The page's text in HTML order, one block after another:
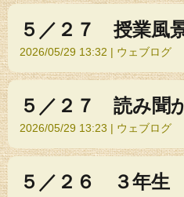
５／２７ 授業風
2026/05/29 13:32 ウェブログ
５／２７ 読み聞
2026/05/29 13:23 ウェブログ
５／２６ ３年生